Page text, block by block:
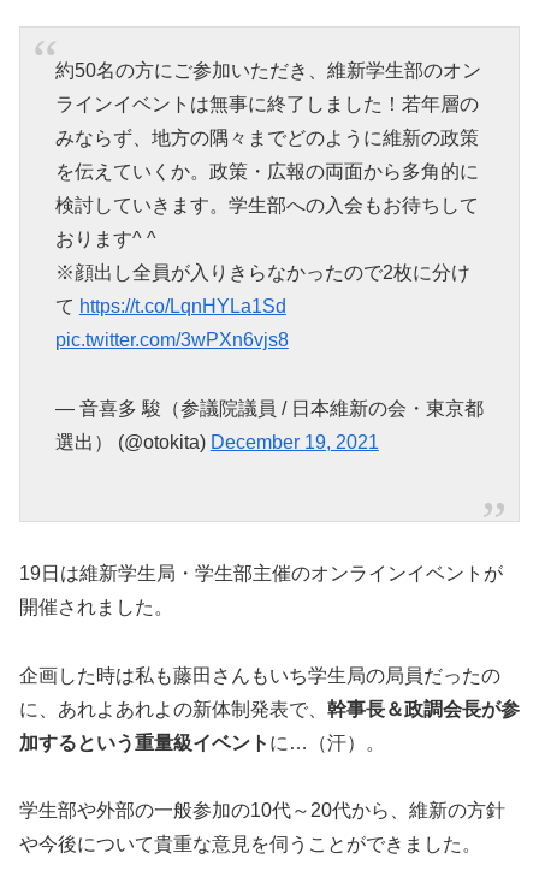
約50名の方にご参加いただき、維新学生部のオン
ラインイベントは無事に終了しました！若年層の
みならず、地方の隅々までどのように維新の政策
を伝えていくか。政策・広報の両面から多角的に
検討していきます。学生部への入会もお待ちして
おります^ ^
※顔出し全員が入りきらなかったので2枚に分け
て https://t.co/LqnHYLa1Sd
pic.twitter.com/3wPXn6vjs8
— 音喜多 駿（参議院議員 / 日本維新の会・東京都
選出） (@otokita) December 19, 2021
19日は維新学生局・学生部主催のオンラインイベントが
開催されました。
企画した時は私も藤田さんもいち学生局の局員だったの
に、あれよあれよの新体制発表で、 幹事長＆政調会長が参
加するという重量級イベント に…（汗）。
学生部や外部の一般参加の10代～20代から、維新の方針
や今後について貴重な意見を伺うことができました。